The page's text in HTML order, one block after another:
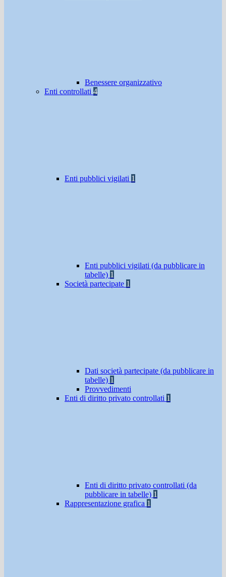
Benessere organizzativo
Enti controllati 4
Enti pubblici vigilati 1
Enti pubblici vigilati (da pubblicare in
tabelle) 1
Società partecipate 1
Dati società partecipate (da pubblicare in
tabelle) 1
Provvedimenti
Enti di diritto privato controllati 1
Enti di diritto privato controllati (da
pubblicare in tabelle) 1
Rappresentazione grafica 1